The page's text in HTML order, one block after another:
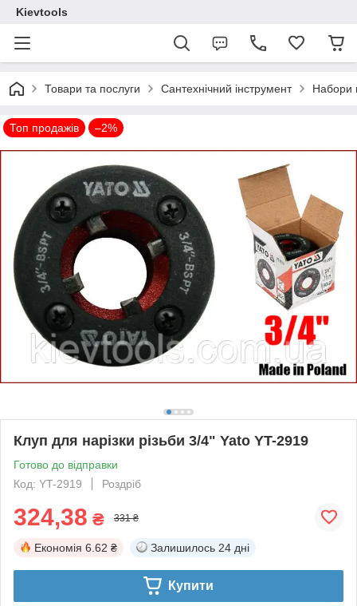
Kievtools
Товари та послуги Сантехнічний інструмент Набори
Топ продажів –2%
Клуп для нарізки різьби 3/4" Yato YT-2919
Готово до відправки
Код: YT-2919
Роздріб
324,38 ₴ 331 ₴
Економія 6.62 ₴ Залишилось 24 дні
Купити